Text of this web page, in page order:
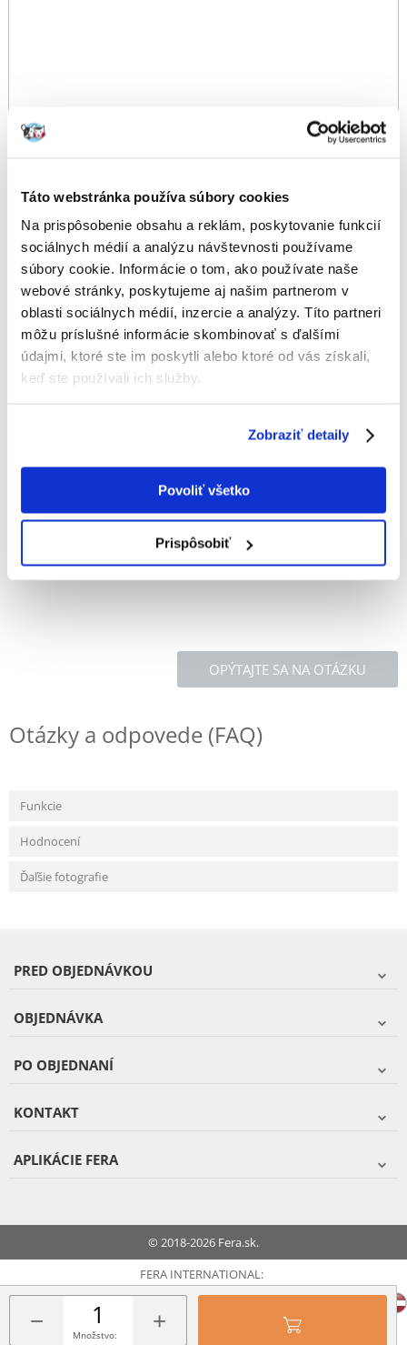
Táto webstránka používa súbory cookies
Na prispôsobenie obsahu a reklám, poskytovanie funkcií
sociálnych médií a analýzu návštevnosti používame
súbory cookie. Informácie o tom, ako používate naše
webové stránky, poskytujeme aj našim partnerom v
oblasti sociálnych médií, inzercie a analýzy. Títo partneri
môžu príslušné informácie skombinovať s ďalšími
údajmi, ktoré ste im poskytli alebo ktoré od vás získali,
keď ste používali ich služby.
Zobraziť detaily
Povoliť všetko
Prispôsobiť
ZOLUX Oválny vankúš Pearl Puppy 70 cm
Napísať recenziu
€28.10
ODOSIELAME DO 48HODÍN
− +
Množstvo:
Fotky našich zákazníkov Pozri ďalšie fotografie
Popis
imitujúcim vlnu a béžový flis.
Na vankúšiku je vyšité slovo Šteniatko.
Šírka: 70 cm
OPÝTAJTE SA NA OTÁZKU
Otázky a odpovede (FAQ)
Funkcie
Hodnocení
Ďaľšie fotografie
PRED OBJEDNÁVKOU
OBJEDNÁVKA
PO OBJEDNANÍ
KONTAKT
APLIKÁCIE FERA
© 2018-2026 Fera.sk.
FERA INTERNATIONAL: